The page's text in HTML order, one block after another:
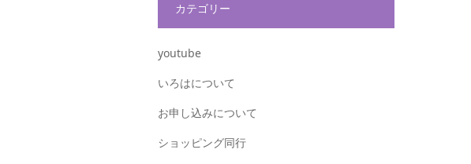
カテゴリー
youtube
いろはについて
お申し込みについて
ショッピング同行